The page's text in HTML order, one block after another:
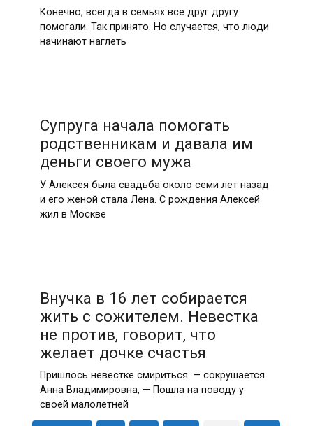
Конечно, всегда в семьях все друг другу
помогали. Так принято. Но случается, что люди
начинают наглеть
Супруга начала помогать
родственникам и давала им
деньги своего мужа
У Алексея была свадьба около семи лет назад
и его женой стала Лена. С рождения Алексей
жил в Москве
Внучка в 16 лет собирается
жить с сожителем. Невестка
не против, говорит, что
желает дочке счастья
Пришлось невестке смириться. — сокрушается
Анна Владимировна, — Пошла на поводу у
своей малолетней